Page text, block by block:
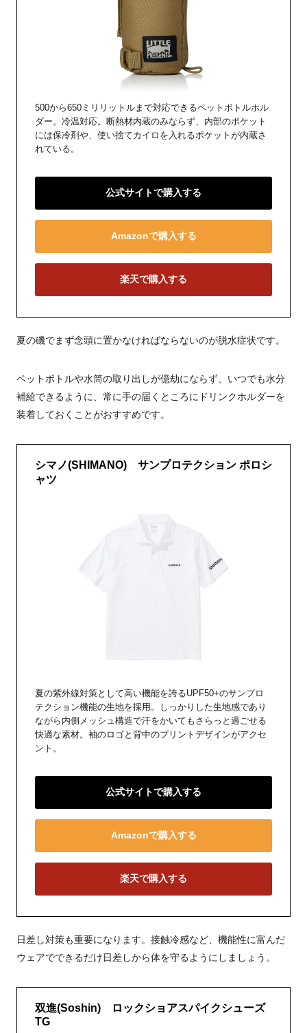
500から650ミリリットルまで対応できるペットボトルホル
ダー。冷温対応。断熱材内蔵のみならず、内部のポケット
には保冷剤や、使い捨てカイロを入れるポケットが内蔵さ
れている。
公式サイトで購入する
Amazonで購入する
楽天で購入する
夏の磯でまず念頭に置かなければならないのが脱水症状です。
ペットボトルや水筒の取り出しが億劫にならず、いつでも水分
補給できるように、常に手の届くところにドリンクホルダーを
装着しておくことがおすすめです。
シマノ(SHIMANO) サンプロテクション ポロシ
ャツ
夏の紫外線対策として高い機能を誇るUPF50+のサンプロ
テクション機能の生地を採用。しっかりした生地感であり
ながら内側メッシュ構造で汗をかいてもさらっと過ごせる
快適な素材。袖のロゴと背中のプリントデザインがアクセ
ント。
公式サイトで購入する
Amazonで購入する
楽天で購入する
日差し対策も重要になります。接触冷感など、機能性に富んだ
ウェアでできるだけ日差しから体を守るようにしましょう。
双進(Soshin) ロックショアスパイクシューズ
TG